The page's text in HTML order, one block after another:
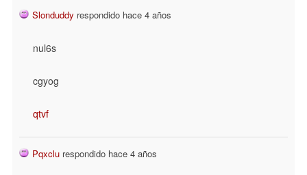
Slonduddy respondido hace 4 años
nul6s
cgyog
qtvf
Pqxclu respondido hace 4 años